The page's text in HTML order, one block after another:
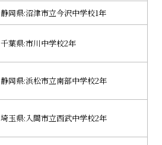
静岡県:沼津市立今沢中学校1年
千葉県:市川中学校2年
静岡県:浜松市立南部中学校2年
埼玉県:入間市立西武中学校2年